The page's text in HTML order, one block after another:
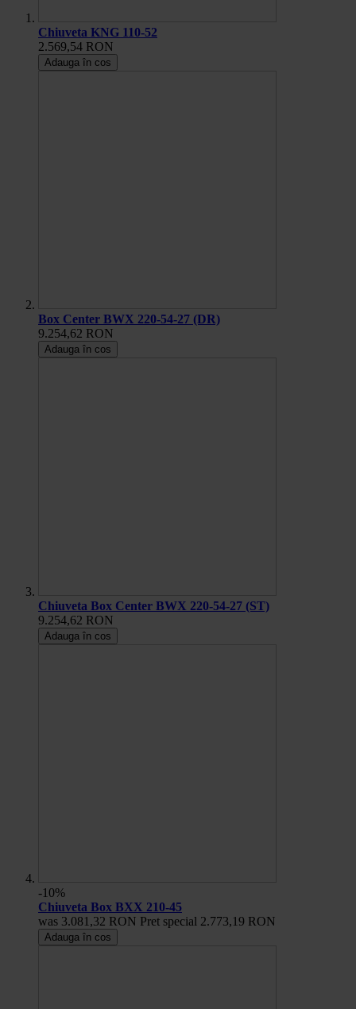
Chiuveta KNG 110-52
2.569,54 RON
Adauga în cos
Box Center BWX 220-54-27 (DR)
9.254,62 RON
Adauga în cos
Chiuveta Box Center BWX 220-54-27 (ST)
9.254,62 RON
Adauga în cos
-10%
Chiuveta Box BXX 210-45
was 3.081,32 RON Pret special 2.773,19 RON
Adauga în cos